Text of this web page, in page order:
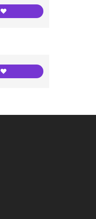
❤️Canódrom Meridiana
❤️Canodrom Meridiana